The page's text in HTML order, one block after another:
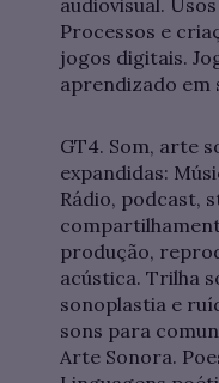
audiovisual.
Processos e
jogos digitais.
aprendizado em
GT4. Som, arte
expandidas:
Rádio, podcast,
produção,
acústica. Trilha
sonoplastia e
sons para
Arte Sonora.